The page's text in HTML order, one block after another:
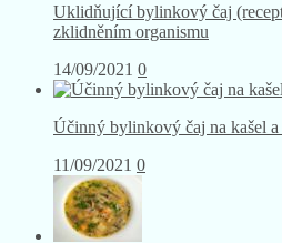
Uklidňující bylinkový čaj
zklidněním organismu
14/09/2021 0
Účinný bylinkový čaj na kašel
11/09/2021 0